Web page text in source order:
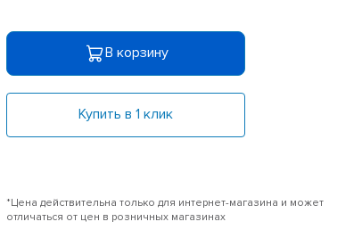
В корзину
Купить в 1 клик
*Цена действительна только для интернет-магазина и может
отличаться от цен в розничных магазинах